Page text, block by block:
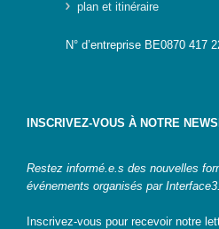
plan et itinéraire
N° d’entreprise BE0870 417
INSCRIVEZ-VOUS À NOTRE
Restez informé.e.s des nouvelles
événements organisés par
Inscrivez-vous pour recevoir notre